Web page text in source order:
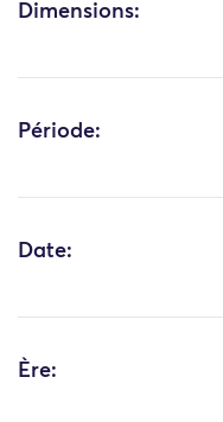
Dimensions:
Période:
Date:
Ère: